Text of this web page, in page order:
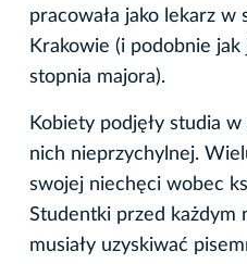
pracowała jako lekarz
Krakowie (i podobnie jak
stopnia majora).
Kobiety podjęły studia
nich nieprzychylnej.
swojej niechęci wobec
Studentki przed każdym
musiały uzyskiwać